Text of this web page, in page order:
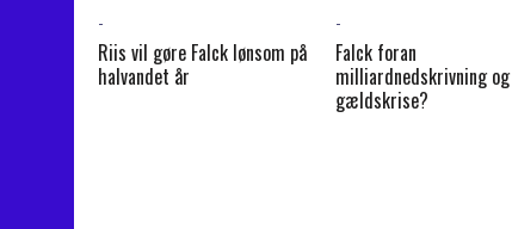
-
Riis vil gøre Falck lønsom på
halvandet år
-
Falck foran
milliardnedskrivning og
gældskrise?